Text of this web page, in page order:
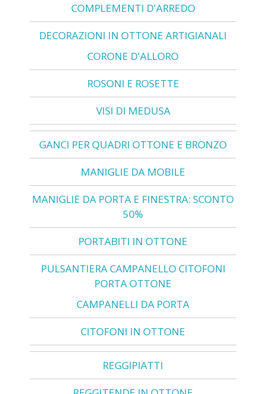
COMPLEMENTI D'ARREDO
DECORAZIONI IN OTTONE ARTIGIANALI
CORONE D'ALLORO
ROSONI E ROSETTE
VISI DI MEDUSA
GANCI PER QUADRI OTTONE E BRONZO
MANIGLIE DA MOBILE
MANIGLIE DA PORTA E FINESTRA: SCONTO
50%
PORTABITI IN OTTONE
PULSANTIERA CAMPANELLO CITOFONI
PORTA OTTONE
CAMPANELLI DA PORTA
CITOFONI IN OTTONE
REGGIPIATTI